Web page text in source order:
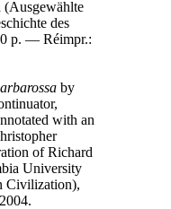
(Ausgewählte
des
p. — Réimpr.:
by
with an
of Richard
University
Civilization),